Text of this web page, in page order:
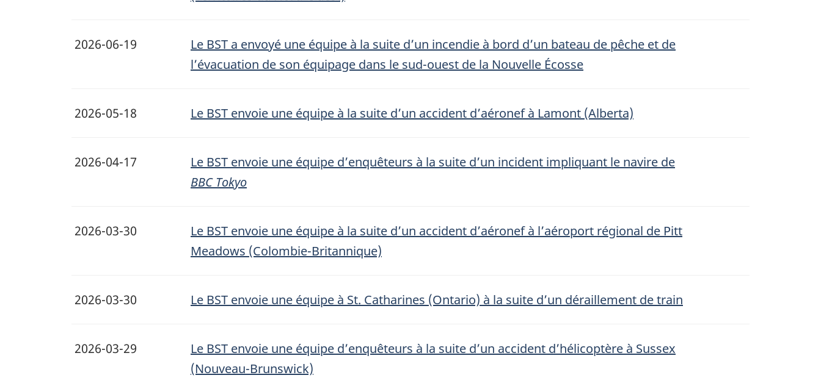
2026-06-19
Le BST a envoyé une équipe à la suite d’un incendie à bord d’un bateau de pêche et de
l’évacuation de son équipage dans le sud-ouest de la Nouvelle Écosse
2026-05-18 Le BST envoie une équipe à la suite d’un accident d’aéronef à Lamont (Alberta)
2026-04-17
Le BST envoie une équipe d’enquêteurs à la suite d’un incident impliquant le navire de
BBC Tokyo
2026-03-30
Le BST envoie une équipe à la suite d’un accident d’aéronef à l’aéroport régional de Pitt
Meadows (Colombie-Britannique)
2026-03-30 Le BST envoie une équipe à St. Catharines (Ontario) à la suite d’un déraillement de train
2026-03-29
Le BST envoie une équipe d’enquêteurs à la suite d’un accident d’hélicoptère à Sussex
(Nouveau-Brunswick)